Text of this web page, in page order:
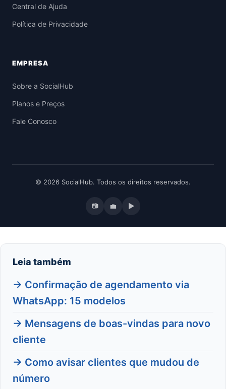
Central de Ajuda
Política de Privacidade
EMPRESA
Sobre a SocialHub
Planos e Preços
Fale Conosco
© 2026 SocialHub. Todos os direitos reservados.
📷 💼 ▶
Leia também
→ Confirmação de agendamento via
WhatsApp: 15 modelos
→ Mensagens de boas-vindas para novo
cliente
→ Como avisar clientes que mudou de
número